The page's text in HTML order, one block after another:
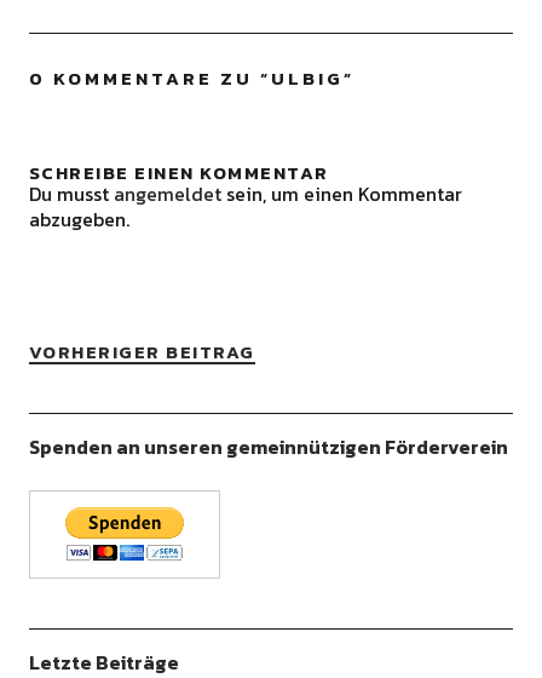
0 KOMMENTARE ZU “ULBIG”
SCHREIBE EINEN KOMMENTAR
Du musst angemeldetsein, um einen Kommentar
abzugeben.
VORHERIGER BEITRAG
Spenden an unseren gemeinnützigen Förderverein
Letzte Beiträge